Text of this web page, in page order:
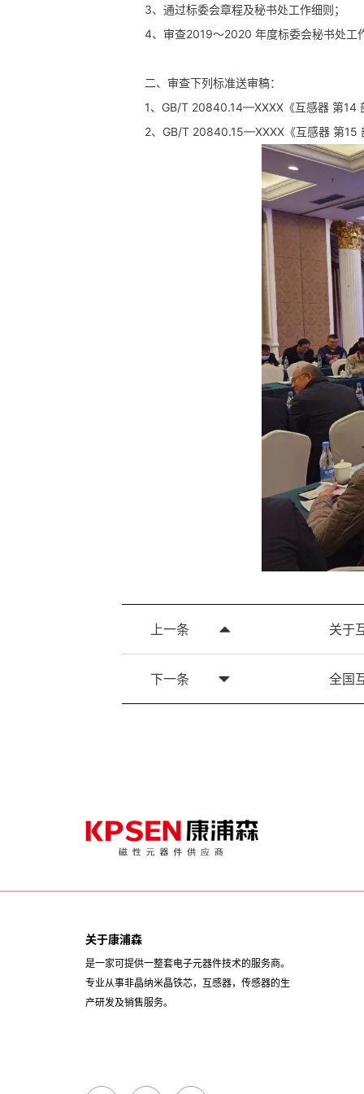
3、通过标委会章程及秘书处工作细则；
4、审查2019～2020 年度标委会秘书处工
二、审查下列标准送审稿：
1、GB/T 20840.14—XXXX《互感器 第14
2、GB/T 20840.15—XXXX《互感器 第15
上一条 关于
下一条 全国
关于康浦森
是一家可提供一整套电子元器件技术的服务商。
专业从事非晶纳米晶铁芯，互感器，传感器的生
产研发及销售服务。